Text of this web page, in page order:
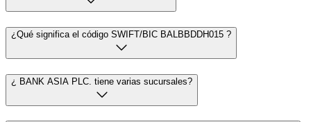
¿Qué significa el código SWIFT/BIC BALBBDDH015 ?
¿ BANK ASIA PLC. tiene varias sucursales?